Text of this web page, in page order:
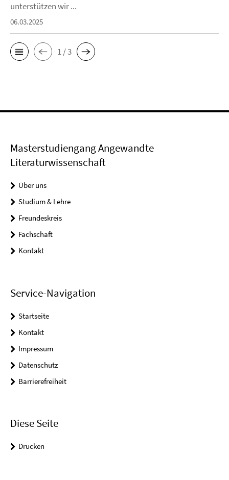
unterstützen wir ...
06.03.2025
1 / 3
Masterstudiengang Angewandte
Literaturwissenschaft
Über uns
Studium & Lehre
Freundeskreis
Fachschaft
Kontakt
Service-Navigation
Startseite
Kontakt
Impressum
Datenschutz
Barrierefreiheit
Diese Seite
Drucken